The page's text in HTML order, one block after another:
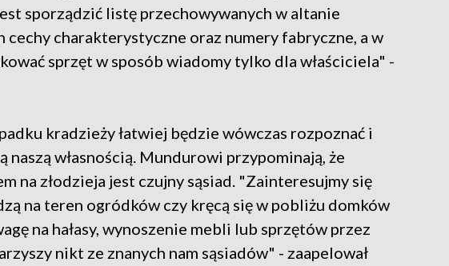
sporządzić listę przechowywanych w altanie
charakterystyczne oraz numery fabryczne, a w
sprzęt w sposób wiadomy tylko dla właściciela" -
kradzieży łatwiej będzie wówczas rozpoznać i
własnością. Mundurowi przypominają, że
na złodzieja jest czujny sąsiad. "Zainteresujmy się
na teren ogródków czy kręcą się w pobliżu domków
na hałasy, wynoszenie mebli lub sprzętów przez
nikt ze znanych nam sąsiadów" - zaapelował